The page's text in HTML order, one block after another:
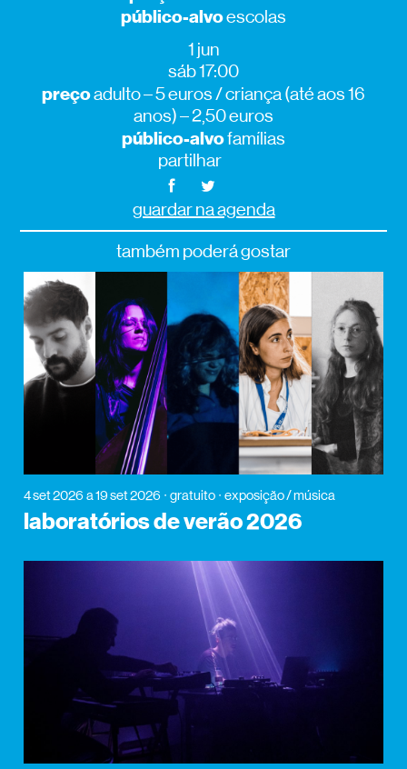
público-alvoescolas
1 jun
sáb 17:00
preçoadulto – 5 euros / criança (até aos 16
anos) – 2,50 euros
público-alvofamílias
partilhar
guardar na agenda
também poderá gostar
4 set 2026 a 19 set 2026 gratuito exposição / música
laboratórios de verão 2026